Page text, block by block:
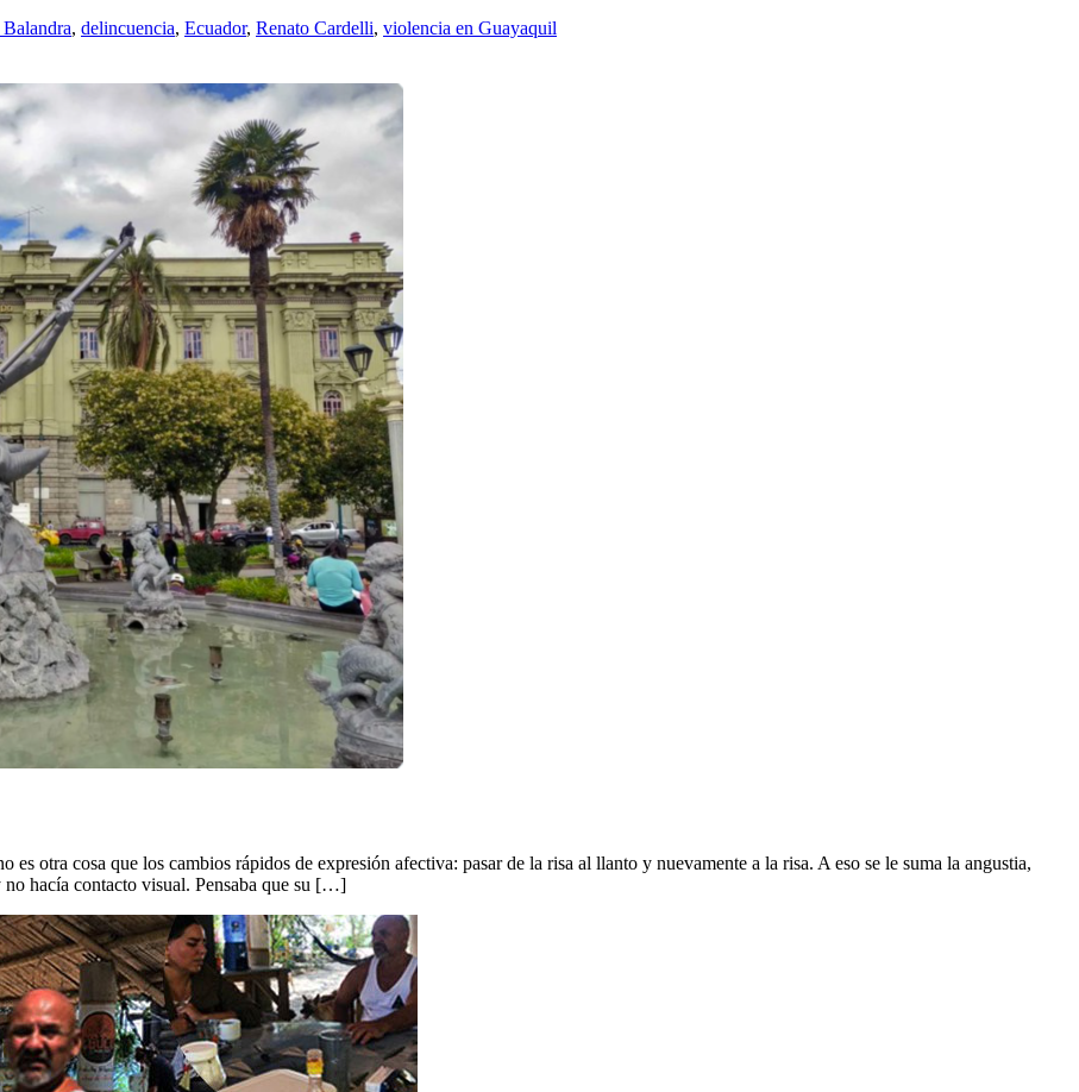
, delincuencia, Ecuador, Renato Cardelli, violencia en Guayaquil
otra cosa que los cambios rápidos de expresión afectiva: pasar de la risa al llanto y nuevamente a la risa. A eso se le suma la angustia,
no hacía contacto visual. Pensaba que su […]